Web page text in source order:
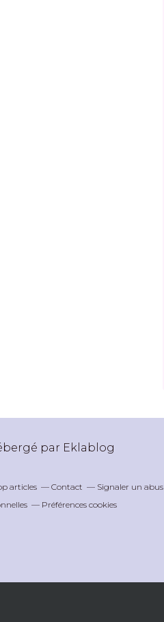
par Eklablog
articles Contact Signaler un abus
Préférences cookies